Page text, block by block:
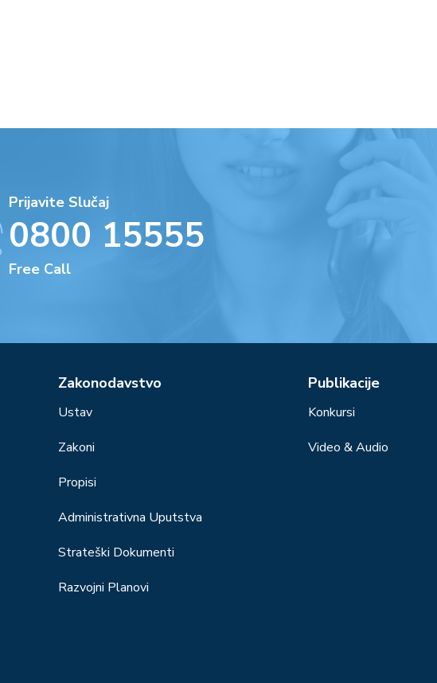
Prijavite Slučaj
0800 15555
Free Call
Zakonodavstvo
Ustav
Zakoni
Propisi
Administrativna Uputstva
Strateški Dokumenti
Razvojni Planovi
Publikacije
Konkursi
Video & Audio